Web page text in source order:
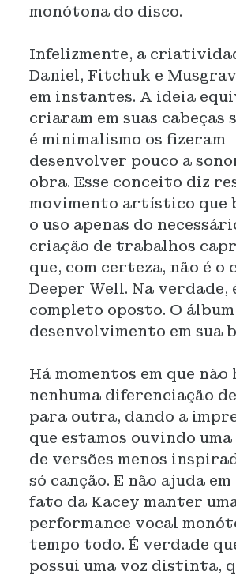
monótona do disco.
Infelizmente, a
Daniel, Fitchuk e
em instantes. A ideia
criaram em suas cabeças
é minimalismo os fizeram
desenvolver pouco a
obra. Esse conceito diz
movimento artístico que
o uso apenas do
criação de trabalhos
que, com certeza, não é o
Deeper Well. Na verdade,
completo oposto. O
desenvolvimento em sua
Há momentos em que não
nenhuma diferenciação
para outra, dando a
que estamos ouvindo
de versões menos
só canção. E não ajuda em
fato da Kacey manter
performance vocal
tempo todo. É verdade
possui uma voz distinta,